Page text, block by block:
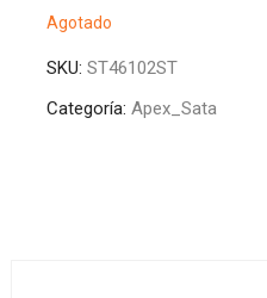
Agotado
SKU: ST46102ST
Categoría: Apex_Sata